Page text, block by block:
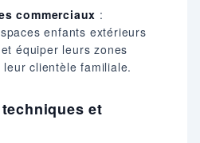
commerciaux :
enfants extérieurs
équiper leurs zones
clientèle familiale.
et